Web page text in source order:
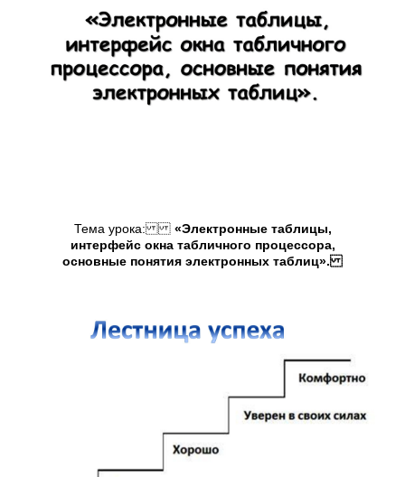
Тема урока:«Электронные таблицы,
интерфейс окна табличного процессора,
основные понятия электронных таблиц».